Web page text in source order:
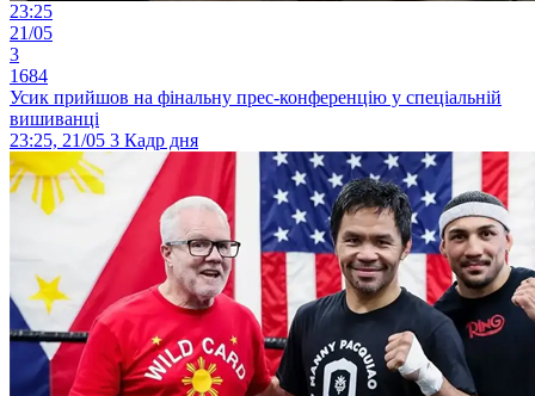
23:25
21/05
3
1684
Усик прийшов на фінальну прес-конференцію у спеціальній
вишиванці
23:25, 21/05 3 Кадр дня